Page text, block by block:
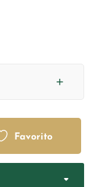
Favorito